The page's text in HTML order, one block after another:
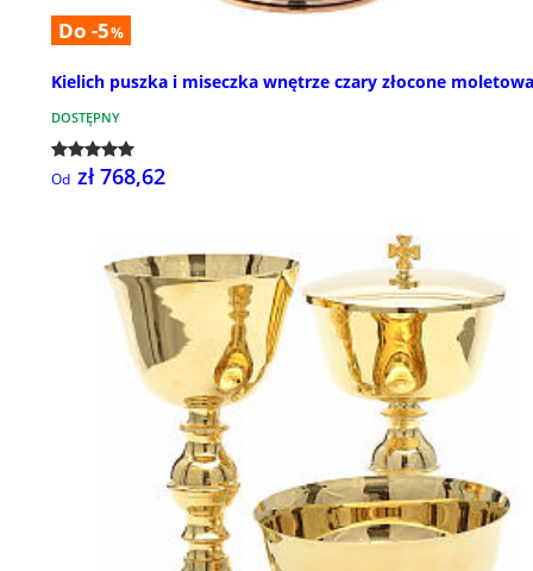
Do -5%
Kielich puszka i miseczka wnętrze czary złocone
DOSTĘPNY
Od zł 768,62